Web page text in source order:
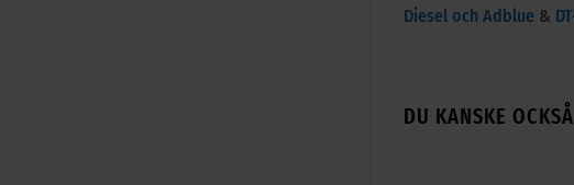
Diesel och Adblue &
DU KANSKE